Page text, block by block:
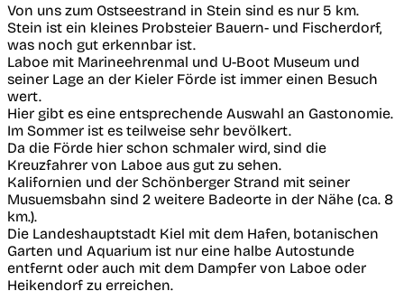
Von uns zum Ostseestrand in Stein sind es nur 5 km.
Stein ist ein kleines Probsteier Bauern- und Fischerdorf,
was noch gut erkennbar ist.
Laboe mit Marineehrenmal und U-Boot Museum und
seiner Lage an der Kieler Förde ist immer einen Besuch
wert.
Hier gibt es eine entsprechende Auswahl an Gastonomie.
Im Sommer ist es teilweise sehr bevölkert.
Da die Förde hier schon schmaler wird, sind die
Kreuzfahrer von Laboe aus gut zu sehen.
Kalifornien und der Schönberger Strand mit seiner
Musuemsbahn sind 2 weitere Badeorte in der Nähe (ca. 8
km.).
Die Landeshauptstadt Kiel mit dem Hafen, botanischen
Garten und Aquarium ist nur eine halbe Autostunde
entfernt oder auch mit dem Dampfer von Laboe oder
Heikendorf zu erreichen.